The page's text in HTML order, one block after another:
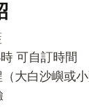
可自訂時間
大白沙嶼或